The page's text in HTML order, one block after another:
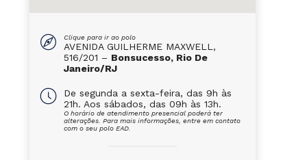
Clique para ir ao polo
AVENIDA GUILHERME MAXWELL,
516/201 – Bonsucesso, Rio De
Janeiro/RJ
De segunda a sexta-feira, das 9h às
21h. Aos sábados, das 09h às 13h.
O horário de atendimento presencial poderá ter
alterações. Para mais informações, entre em contato
com o seu polo EAD.